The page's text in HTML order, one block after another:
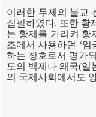
이러한 무제의 불교
집필하였다. 또한 황
는 황제를 가리켜 황
조에서 사용하던 ‘임
하는 칭호로서 평가
도의 백제나 왜국(일
의 국제사회에서도